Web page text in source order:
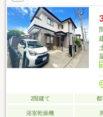
2階建て 都
浴室乾燥機